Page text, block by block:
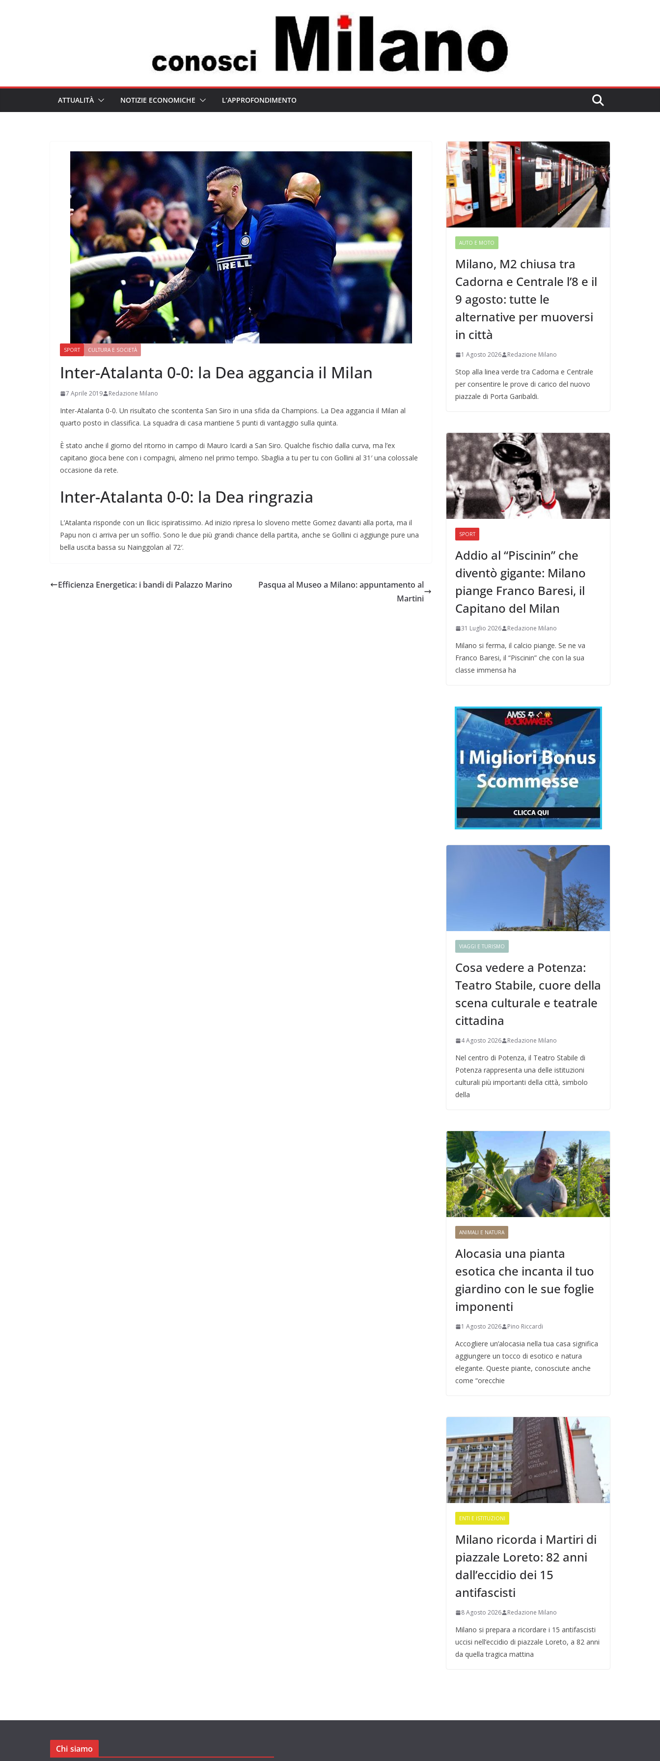
ATTUALITÀ NOTIZIE ECONOMICHE L’APPROFONDIMENTO
SPORT CULTURA E SOCIETÀ
Inter-Atalanta 0-0: la Dea aggancia il Milan
7 Aprile 2019 Redazione Milano
Inter-Atalanta 0-0. Un risultato che scontenta San Siro in una sfida da Champions. La Dea aggancia il Milan al
quarto posto in classifica. La squadra di casa mantiene 5 punti di vantaggio sulla quinta.
È stato anche il giorno del ritorno in campo di Mauro Icardi a San Siro. Qualche fischio dalla curva, ma l’ex
capitano gioca bene con i compagni, almeno nel primo tempo. Sbaglia a tu per tu con Gollini al 31′ una colossale
occasione da rete.
Inter-Atalanta 0-0: la Dea ringrazia
L’Atalanta risponde con un Ilicic ispiratissimo. Ad inizio ripresa lo sloveno mette Gomez davanti alla porta, ma il
Papu non ci arriva per un soffio. Sono le due più grandi chance della partita, anche se Gollini ci aggiunge pure una
bella uscita bassa su Nainggolan al 72′.
Efficienza Energetica: i bandi di Palazzo Marino
Pasqua al Museo a Milano: appuntamento al
Martini
AUTO E MOTO
Milano, M2 chiusa tra
Cadorna e Centrale l’8 e il
9 agosto: tutte le
alternative per muoversi
in città
1 Agosto 2026 Redazione Milano
Stop alla linea verde tra Cadorna e Centrale
per consentire le prove di carico del nuovo
piazzale di Porta Garibaldi.
SPORT
Addio al “Piscinin” che
diventò gigante: Milano
piange Franco Baresi, il
Capitano del Milan
31 Luglio 2026 Redazione Milano
Milano si ferma, il calcio piange. Se ne va
Franco Baresi, il “Piscinin” che con la sua
classe immensa ha
VIAGGI E TURISMO
Cosa vedere a Potenza:
Teatro Stabile, cuore della
scena culturale e teatrale
cittadina
4 Agosto 2026 Redazione Milano
Nel centro di Potenza, il Teatro Stabile di
Potenza rappresenta una delle istituzioni
culturali più importanti della città, simbolo
della
ANIMALI E NATURA
Alocasia una pianta
esotica che incanta il tuo
giardino con le sue foglie
imponenti
1 Agosto 2026 Pino Riccardi
Accogliere un’alocasia nella tua casa significa
aggiungere un tocco di esotico e natura
elegante. Queste piante, conosciute anche
come “orecchie
ENTI E ISTITUZIONI
Milano ricorda i Martiri di
piazzale Loreto: 82 anni
dall’eccidio dei 15
antifascisti
8 Agosto 2026 Redazione Milano
Milano si prepara a ricordare i 15 antifascisti
uccisi nell’eccidio di piazzale Loreto, a 82 anni
da quella tragica mattina
Chi siamo